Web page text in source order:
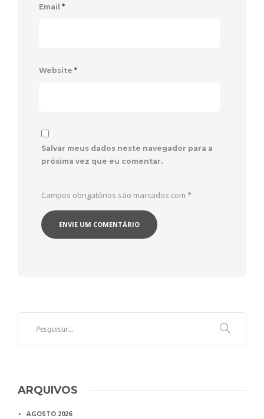
Email *
Website *
Salvar meus dados neste navegador para a
próxima vez que eu comentar.
Campos obrigatórios são marcados com *
ARQUIVOS
AGOSTO 2026